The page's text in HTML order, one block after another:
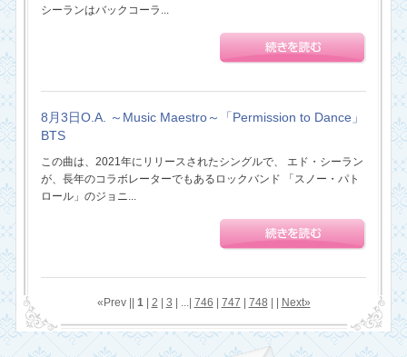
シーランはバックコーラ...
8月3日O.A. ～Music Maestro～「Permission to Dance」
BTS
この曲は、2021年にリリースされたシングルで、 エド・シーラン
が、長年のコラボレーターでもあるロックバンド 「スノー・パト
ロール」のジョニ...
«Prev || 1| 2 3 | ...| 746 747 748 Next»